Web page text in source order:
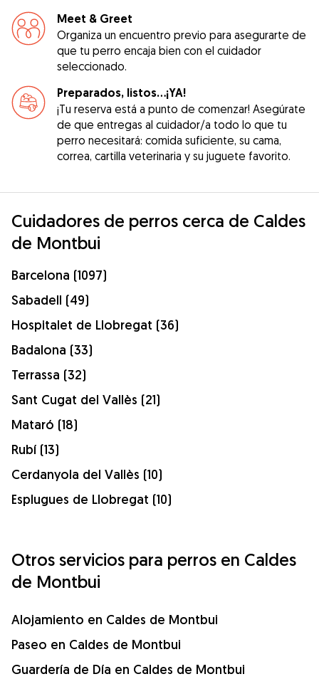
Meet & Greet
Organiza un encuentro previo para asegurarte de
que tu perro encaja bien con el cuidador
seleccionado.
Preparados, listos...¡YA!
¡Tu reserva está a punto de comenzar! Asegúrate
de que entregas al cuidador/a todo lo que tu
perro necesitará: comida suficiente, su cama,
correa, cartilla veterinaria y su juguete favorito.
Cuidadores de perros cerca de Caldes
de Montbui
Barcelona (1097)
Sabadell (49)
Hospitalet de Llobregat (36)
Badalona (33)
Terrassa (32)
Sant Cugat del Vallès (21)
Mataró (18)
Rubí (13)
Cerdanyola del Vallès (10)
Esplugues de Llobregat (10)
Otros servicios para perros en Caldes
de Montbui
Alojamiento en Caldes de Montbui
Paseo en Caldes de Montbui
Guardería de Día en Caldes de Montbui